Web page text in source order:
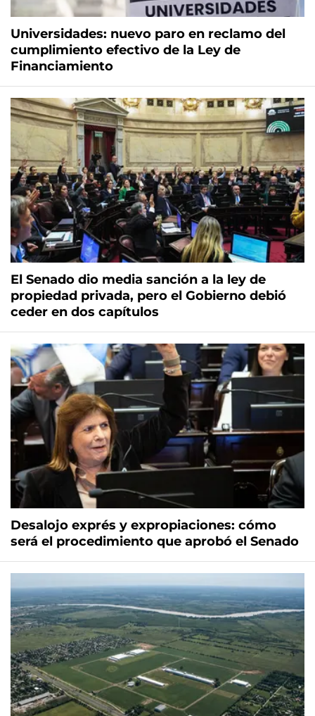
Universidades: nuevo paro en reclamo del
cumplimiento efectivo de la Ley de
Financiamiento
El Senado dio media sanción a la ley de
propiedad privada, pero el Gobierno debió
ceder en dos capítulos
Desalojo exprés y expropiaciones: cómo
será el procedimiento que aprobó el Senado